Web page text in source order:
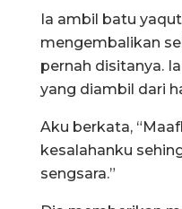
Ia ambil batu
mengembalikan
pernah disitanya.
yang diambil dari
Aku berkata,
kesalahanku
sengsara.”